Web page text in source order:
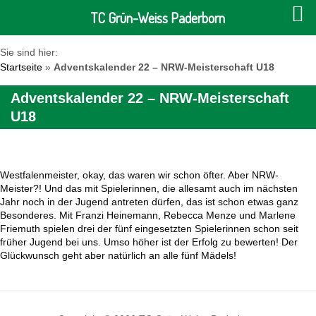
Sie sind hier:
Startseite » Adventskalender 22 – NRW-Meisterschaft U18
Adventskalender 22 – NRW-Meisterschaft
U18
Westfalenmeister, okay, das waren wir schon öfter. Aber NRW-
Meister?! Und das mit Spielerinnen, die allesamt auch im nächsten
Jahr noch in der Jugend antreten dürfen, das ist schon etwas ganz
Besonderes. Mit Franzi Heinemann, Rebecca Menze und Marlene
Friemuth spielen drei der fünf eingesetzten Spielerinnen schon seit
früher Jugend bei uns. Umso höher ist der Erfolg zu bewerten! Der
Glückwunsch geht aber natürlich an alle fünf Mädels!
TC Grün-Weiss Paderborn